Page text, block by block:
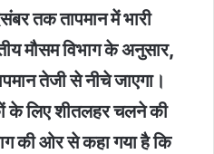
तक तापमान में भारी
मौसम विभाग के अनुसार,
तेजी से नीचे जाएगा।
के लिए शीतलहर चलने की
की ओर से कहा गया है कि